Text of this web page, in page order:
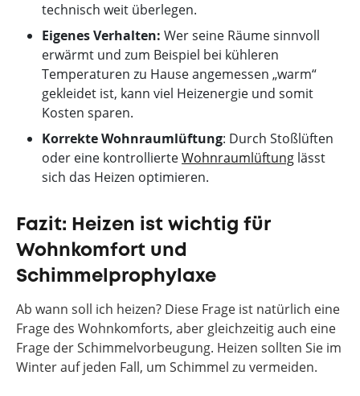
technisch weit überlegen.
Eigenes Verhalten: Wer seine Räume sinnvoll
erwärmt und zum Beispiel bei kühleren
Temperaturen zu Hause angemessen „warm“
gekleidet ist, kann viel Heizenergie und somit
Kosten sparen.
Korrekte Wohnraumlüftung: Durch Stoßlüften
oder eine kontrollierteWohnraumlüftung lässt
sich das Heizen optimieren.
Fazit: Heizen ist wichtig für
Wohnkomfort und
Schimmelprophylaxe
Ab wann soll ich heizen? Diese Frage ist natürlich eine
Frage des Wohnkomforts, aber gleichzeitig auch eine
Frage der Schimmelvorbeugung. Heizen sollten Sie im
Winter auf jeden Fall, um Schimmel zu vermeiden.